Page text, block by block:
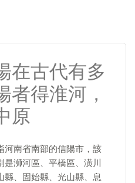
在古代有多
者得淮河，
原
河南省南部的信陽市，該
浉河區、平橋區、潢川
縣、固始縣、光山縣、息